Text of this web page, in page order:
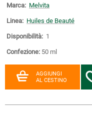
Marca: Melvita
Linea: Huiles de Beauté
Disponibilità: 1
Confezione: 50 ml
AGGIUNGI
AL CESTINO